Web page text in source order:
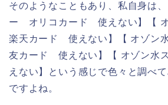
そのようなこともあり、私自身は
ー オリコカード 使えない】【
楽天カード 使えない】【 オゾン
友カード 使えない】【 オゾン
えない】という感じで色々と調べ
ですよね。